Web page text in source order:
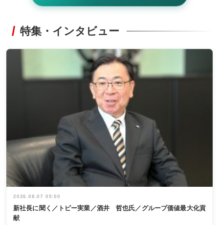
特集・インタビュー
2026.08.07 05:00
新社長に聞く／トピー実業／酒井 哲也氏／グループ価値最大化貢
献